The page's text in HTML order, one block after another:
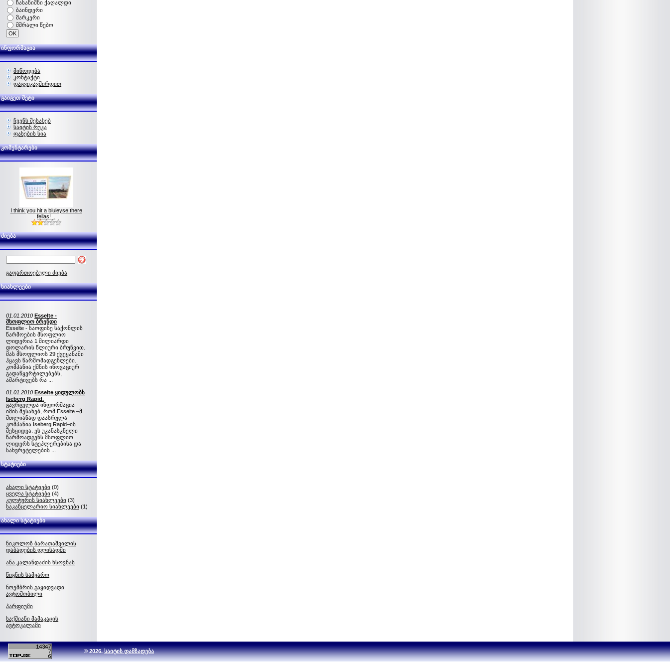
ჩასანიშნი ქაღალდი
ბაინდერი
მარკერი
მშრალი წებო
ინფორმაცია
მიწოდება
კონტაქტი
დაგვიკავშირდით
გაიგეთ მეტი
ჩვენს შესახებ
საიტის რუკა
ფასების სია
კომენტარები
I think you hit a bluleyse there
fellas! ..
ძიება
გაფართოებული ძიება
სიახლეები
01.01.2010 Esselte -
მსოფლიო ბრენდი
Esselte - საოფისე საქონლის
წარმოების მსოფლიო
ლიდერია 1 მილიარდი
დოლარის წლიური ბრუნვით.
მას მსოფლიოს 29 ქვეყანაში
ჰყავს წარმომადგენლები.
კომპანია ქმნის ინოვაციურ
გადაწყვრტილებებს,
ამარტივებს რა ...
01.01.2010 Esselte ყიდულობს
Iseberg Rapid.
გავრცელდა ინფორმაცია
იმის შესახებ, რომ Esselte –მ
მთლიანად დაასრულა
კომპანია Iseberg Rapid–ის
შესყიდვა. ეს უკანასკნელი
წარმოადგენს მსოფლიო
ლიდერს სტეპლერებისა და
სახვრეტელების ...
სტატიები
ახალი სტატიები (0)
ყველა სტატიები (4)
კულტურის სიახლეები (3)
საკანცელარიო სიახლეები (1)
ახალი სტატიები
ნიკოლოზ ბარათაშვილის
დაბადების დღისადმი
ანა კალანდაძის ხსოვნას
წიგნის სამყარო
ნოემბრის გაყიდვადი
ავტომობილი
პარფიუმი
საქმიანი მამაკაცის
ავტოკალამი
© 2026.საიტის დამზადება